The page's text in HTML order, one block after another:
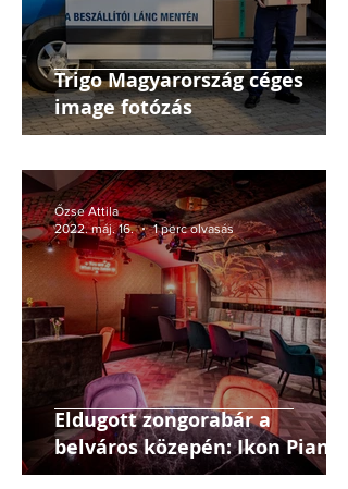
Trigo Magyarország céges
image fotózás
Eldugott zongorabár a
belváros közepén: Ikon Piano
Bar
Őzse Attila
2022. máj. 16.
1 perc olvasás